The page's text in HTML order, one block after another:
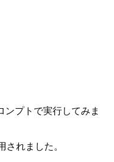
プトで実行してみま
されました。